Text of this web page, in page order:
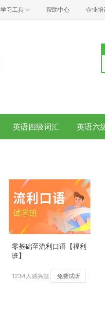
学习工具 帮助中心 企业培
英语四级词汇 英语六
零基础至流利口语【福利
班】
1234人感兴趣 免费试听